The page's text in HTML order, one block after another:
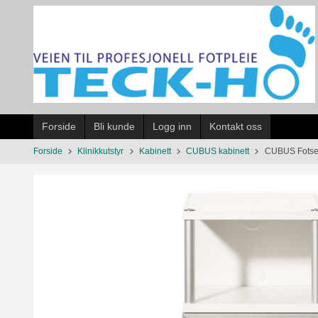
Forside Bli kunde Logg inn Kontakt oss
Forside Klinikkutstyr Kabinett CUBUS kabinett CUBUS